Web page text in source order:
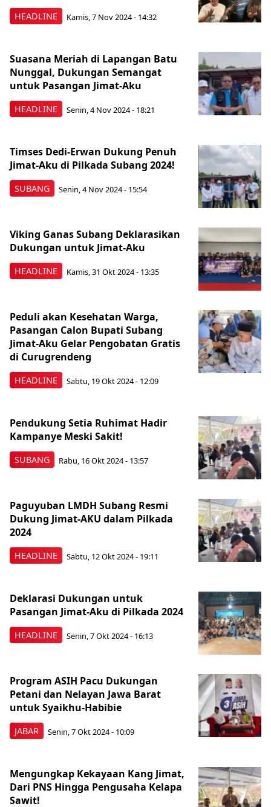
HEADLINE Kamis, 7 Nov 2024 - 14:32
HEADLINE
Suasana Meriah di Lapangan Batu
Nunggal, Dukungan Semangat
untuk Pasangan Jimat-Aku
Senin, 4 Nov 2024 - 18:21
SUBANG
Timses Dedi-Erwan Dukung Penuh
Jimat-Aku di Pilkada Subang 2024!
Senin, 4 Nov 2024 - 15:54
HEADLINE
Viking Ganas Subang Deklarasikan
Dukungan untuk Jimat-Aku
Kamis, 31 Okt 2024 - 13:35
HEADLINE
Peduli akan Kesehatan Warga,
Pasangan Calon Bupati Subang
Jimat-Aku Gelar Pengobatan Gratis
di Curugrendeng
Sabtu, 19 Okt 2024 - 12:09
SUBANG
Pendukung Setia Ruhimat Hadir
Kampanye Meski Sakit!
Rabu, 16 Okt 2024 - 13:57
HEADLINE
Paguyuban LMDH Subang Resmi
Dukung Jimat-AKU dalam Pilkada
2024
Sabtu, 12 Okt 2024 - 19:11
HEADLINE
Deklarasi Dukungan untuk
Pasangan Jimat-Aku di Pilkada 2024
Senin, 7 Okt 2024 - 16:13
JABAR
Program ASIH Pacu Dukungan
Petani dan Nelayan Jawa Barat
untuk Syaikhu-Habibie
Senin, 7 Okt 2024 - 10:09
Mengungkap Kekayaan Kang Jimat,
Dari PNS Hingga Pengusaha Kelapa
Sawit!